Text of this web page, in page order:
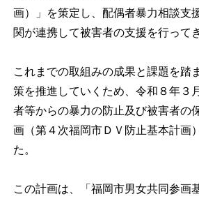
画）」を策定し、配偶者暴力相談支
関が連携して被害者の支援を行って
これまでの取組みの成果と課題を踏
策を推進していくため、令和８年３
者等からの暴力の防止及び被害者の
画（第４次福岡市ＤＶ防止基本計画
た。
この計画は、「福岡市男女共同参画